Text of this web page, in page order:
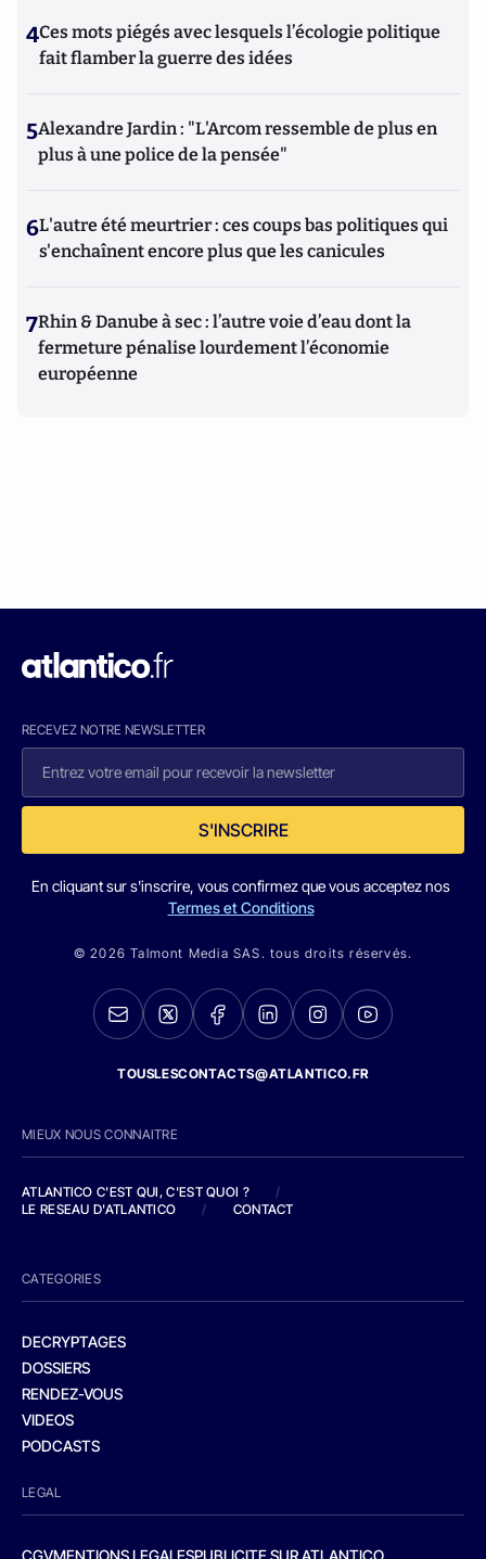
4Ces mots piégés avec lesquels l’écologie politique
fait flamber la guerre des idées
5Alexandre Jardin : "L'Arcom ressemble de plus en
plus à une police de la pensée"
6L'autre été meurtrier : ces coups bas politiques qui
s'enchaînent encore plus que les canicules
7Rhin & Danube à sec : l’autre voie d’eau dont la
fermeture pénalise lourdement l’économie
européenne
RECEVEZ NOTRE NEWSLETTER
S'INSCRIRE
En cliquant sur s'inscrire, vous confirmez que vous acceptez nos
Termes et Conditions
© 2026 Talmont Media SAS. tous droits réservés.
TOUSLESCONTACTS@ATLANTICO.FR
MIEUX NOUS CONNAITRE
ATLANTICO C'EST QUI, C'EST QUOI ?
/
LE RESEAU D'ATLANTICO
/ CONTACT
CATEGORIES
DECRYPTAGES
DOSSIERS
RENDEZ-VOUS
VIDEOS
PODCASTS
LEGAL